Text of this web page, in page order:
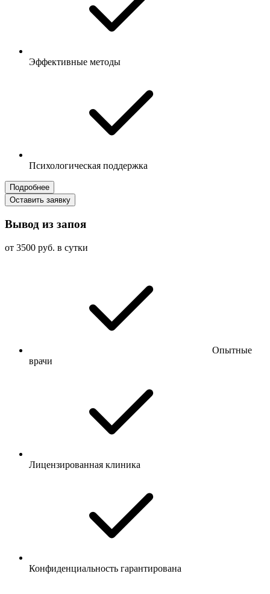
Эффективные методы
Психологическая поддержка
Подробнее
Оставить заявку
Вывод из запоя
от 3500 руб. в сутки
Опытные
врачи
Лицензированная клиника
Конфиденциальность гарантирована